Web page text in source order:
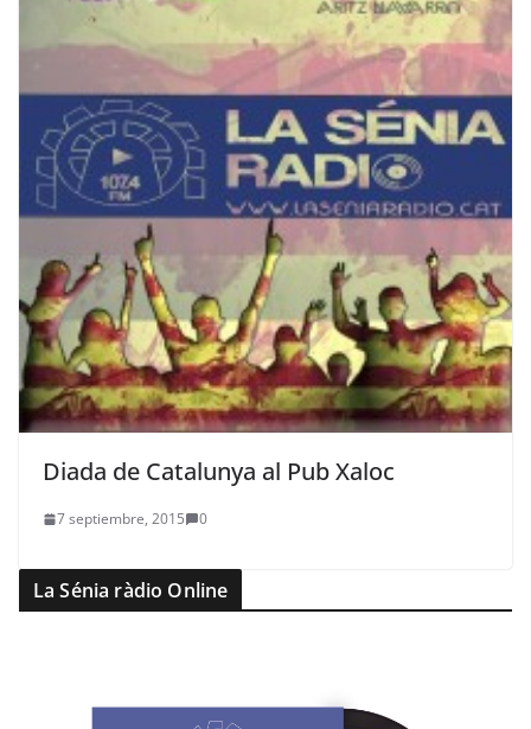
Diada de Catalunya al Pub Xaloc
7 septiembre, 2015 0
La Sénia ràdio Online